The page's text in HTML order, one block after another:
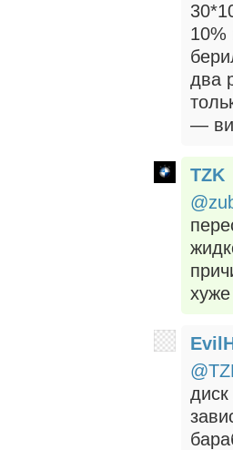
10%
два
—
TZK
диск